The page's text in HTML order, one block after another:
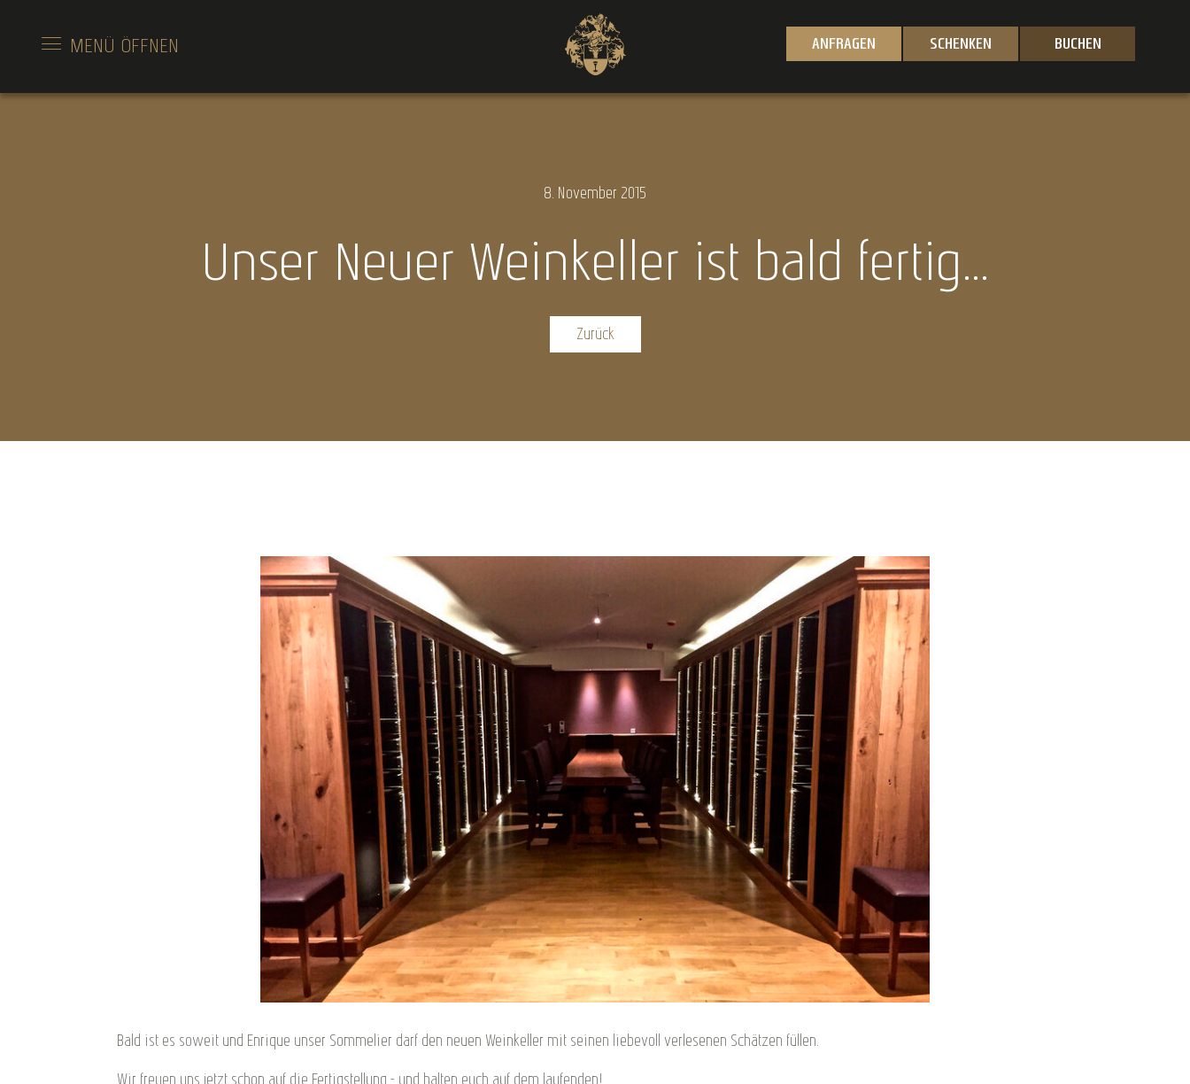
ANFRAGEN SCHENKEN BUCHEN
MENÜ ÖFFNEN
8. November 2015
Unser Neuer Weinkeller ist bald fertig...
Zurück
Bald ist es soweit und Enrique unser Sommelier darf den neuen Weinkeller mit seinen liebevoll verlesenen Schätzen füllen.
Wir freuen uns jetzt schon auf die Fertigstellung - und halten euch auf dem laufenden!